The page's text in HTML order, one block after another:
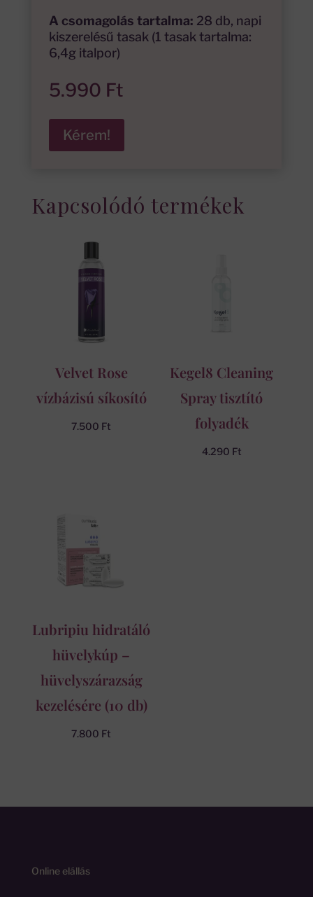
A csomagolás tartalma: 28 db, napi
kiszerelésű tasak (1 tasak tartalma:
6,4g italpor)
5.990 Ft
Kérem!
Kapcsolódó termékek
Velvet Rose
vízbázisú síkosító
7.500 Ft
Kegel8 Cleaning
Spray tisztító
folyadék
4.290 Ft
Lubripiu hidratáló
hüvelykúp –
hüvelyszárazság
kezelésére (10 db)
7.800 Ft
Online elállás